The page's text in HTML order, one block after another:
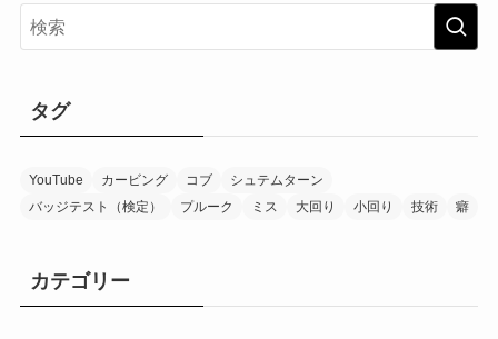
タグ
YouTube カービング コブ
シュテムターン
バッジテスト（検定）
プルーク ミス 大回り 小回り 技術 癖
カテゴリー